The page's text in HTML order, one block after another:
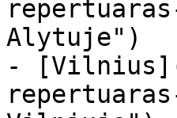
Alytuje")
-